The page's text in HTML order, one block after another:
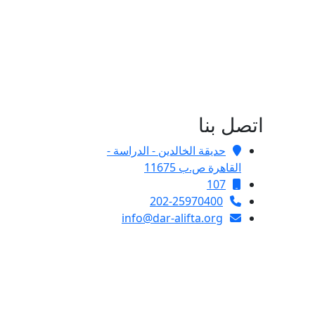
اتصل بنا
حديقة الخالدين - الدراسة -
القاهرة ص.ب 11675
107
202-25970400
info@dar-alifta.org